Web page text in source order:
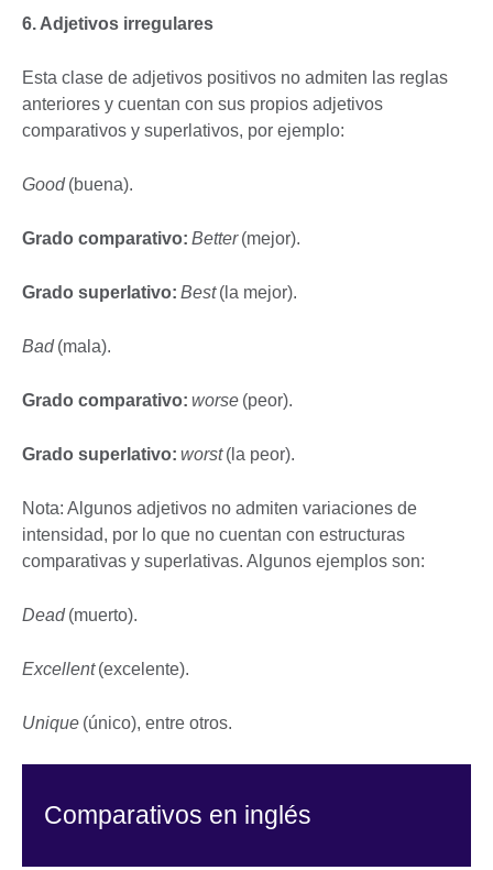
6. Adjetivos irregulares
Esta clase de adjetivos positivos no admiten las reglas
anteriores y cuentan con sus propios adjetivos
comparativos y superlativos, por ejemplo:
Good(buena).
Grado comparativo: Better(mejor).
Grado superlativo: Best(la mejor).
Bad(mala).
Grado comparativo: worse (peor).
Grado superlativo: worst(la peor).
Nota: Algunos adjetivos no admiten variaciones de
intensidad, por lo que no cuentan con estructuras
comparativas y superlativas. Algunos ejemplos son:
Dead(muerto).
Excellent(excelente).
Unique (único), entre otros.
Comparativos en inglés